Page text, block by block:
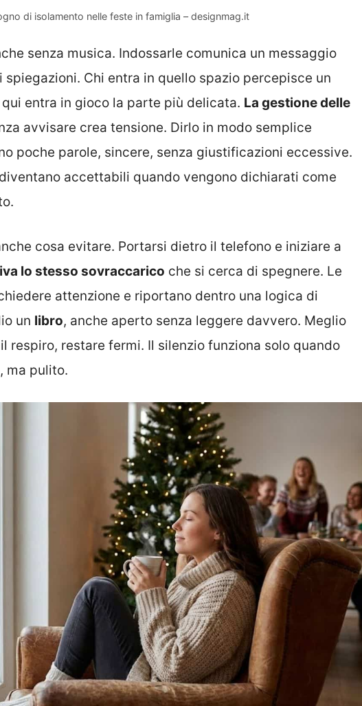
di isolamento nelle feste in famiglia – designmag.it
senza musica. Indossarle comunica un messaggio
spiegazioni. Chi entra in quello spazio percepisce un
entra in gioco la parte più delicata. La gestione delle
avvisare crea tensione. Dirlo in modo semplice
poche parole, sincere, senza giustificazioni eccessive.
accettabili quando vengono dichiarati come
cosa evitare. Portarsi dietro il telefono e iniziare a
lo stesso sovraccarico che si cerca di spegnere. Le
attenzione e riportano dentro una logica di
un libro, anche aperto senza leggere davvero. Meglio
respiro, restare fermi. Il silenzio funziona solo quando
ma pulito.